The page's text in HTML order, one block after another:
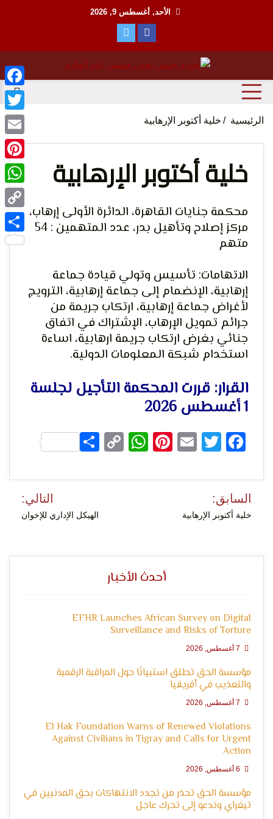
الأحد, أغسطس 9, 2026
الحق
لحرية
الرأي
التعبير
وحقوق
منظمة حقوقية مصرية تدافع عن حقوق الانسان
الرئيسية خلية أكتوبر الإرهابية
خلية أكتوبر الإرهابية
محكمة جنايات القاهرة، الدائرة الأولى إرهاب،
مركز إصلاح وتأهيل بدر، عدد المتهمين : 54
متهم
الاتهامات: تأسيس وتولي قيادة جماعة
إرهابية، الإنضمام إلى جماعة إرهابية، الترويج
لأغراض جماعة إرهابية، ارتكاب جريمة من
جرائم تمويل الإرهاب، الإشتراك في اتفاق
جنائي بغرض ارتكاب جريمة ارهابية، اساءة
استخدام شبكة المعلومات الدولية.
القرار: قررت المحكمة التأجيل لجلسة
1 أغسطس 2026
Facebook
Twitter
Email
Pinterest
WhatsApp
Copy
Share
تصفّح
المقالات
السابق:
خلية أكتوبر الإرهابية
التالي:
الهيكل الإداري للإخوان
أحدث الأخبار
EFHR Launches African Survey on Digital
Surveillance and Risks of Torture
مؤسسة الحق تطلق استبيانًا حول المراقبة الرقمية
والتعذيب في أفريقيا
El Hak Foundation Warns of Renewed Violations
Against Civilians in Tigray and Calls for Urgent
Action
مؤسسة الحق تحذر من تجدد الانتهاكات بحق المدنيين في
تيغراي وتدعو إلى تحرك عاجل
Email
Copy
Link